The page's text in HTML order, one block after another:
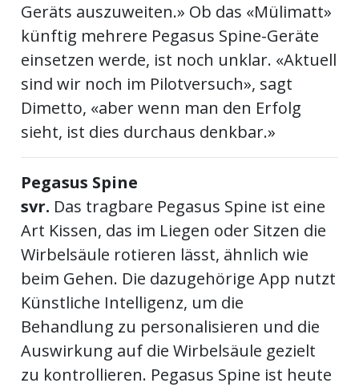
Geräts auszuweiten.» Ob das «Mülimatt»
künftig mehrere Pegasus Spine-Geräte
einsetzen werde, ist noch unklar. «Aktuell
sind wir noch im Pilotversuch», sagt
Dimetto, «aber wenn man den Erfolg
sieht, ist dies durchaus denkbar.»
Pegasus Spine
svr. Das tragbare Pegasus Spine ist eine
Art Kissen, das im Liegen oder Sitzen die
Wirbelsäule rotieren lässt, ähnlich wie
beim Gehen. Die dazugehörige App nutzt
Künstliche Intelligenz, um die
Behandlung zu personalisieren und die
Auswirkung auf die Wirbelsäule gezielt
zu kontrollieren. Pegasus Spine ist heute